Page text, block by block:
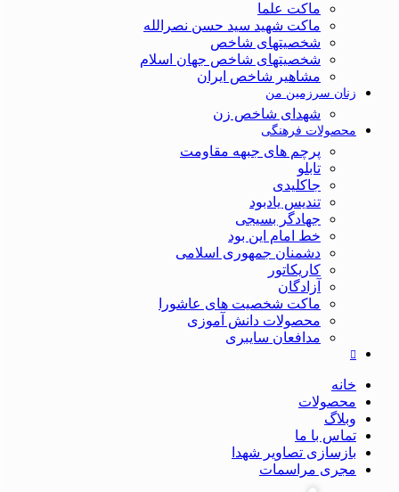
ماکت علما
ماکت شهید سید حسن نصرالله
شخصیتهای شاخص
شخصیتهای شاخص جهان اسلام
مشاهیر شاخص ایران
زنان سرزمین من
شهدای شاخص زن
محصولات فرهنگی
پرچم های جبهه مقاومت
تابلو
جاکلیدی
تندیس یادبود
جهادگر بسیجی
خط امام این بود
دشمنان جمهوری اسلامی
کاریکاتور
آزادگان
ماکت شخصیت های عاشورا
محصولات دانش آموزی
مدافعان سایبری
خانه
محصولات
وبلاگ
تماس با ما
بازسازی تصاویر شهدا
مجری مراسمات